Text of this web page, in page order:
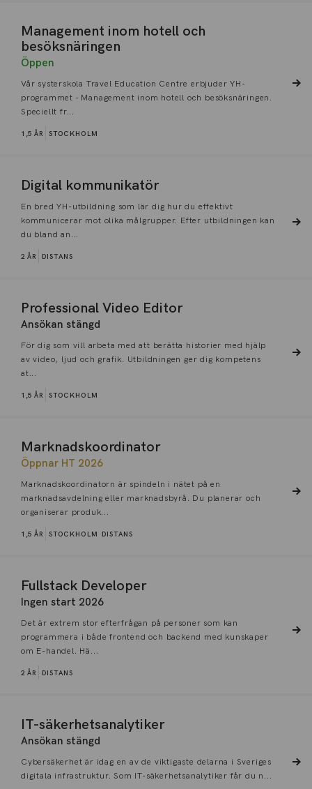
Management inom hotell och
besöksnäringen
Öppen
Vår systerskola Travel Education Centre erbjuder YH-
programmet - Management inom hotell och besöksnäringen.
Speciellt fr...
1,5 ÅR STOCKHOLM
Digital kommunikatör
En bred YH-utbildning som lär dig hur du effektivt
kommunicerar mot olika målgrupper. Efter utbildningen kan
du bland an...
2 ÅR DISTANS
Professional Video Editor
Ansökan stängd
För dig som vill arbeta med att berätta historier med hjälp
av video, ljud och grafik. Utbildningen ger dig kompetens
at...
1,5 ÅR STOCKHOLM
Marknadskoordinator
Öppnar HT 2026
Marknadskoordinatorn är spindeln i nätet på en
marknadsavdelning eller marknadsbyrå. Du planerar och
organiserar produk...
1,5 ÅR STOCKHOLM DISTANS
Fullstack Developer
Ingen start 2026
Det är extrem stor efterfrågan på personer som kan
programmera i både frontend och backend med kunskaper
om E-handel. Hä...
2 ÅR DISTANS
IT-säkerhetsanalytiker
Ansökan stängd
Cybersäkerhet är idag en av de viktigaste delarna i Sveriges
digitala infrastruktur. Som IT-säkerhetsanalytiker får du n...